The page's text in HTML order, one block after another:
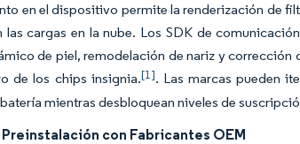
en el dispositivo permite la renderización de
las cargas en la nube. Los SDK de
de piel, remodelación de nariz y
de los chips insignia.[1]. Las marcas pueden
mientras desbloquean niveles de
con Fabricantes OEM